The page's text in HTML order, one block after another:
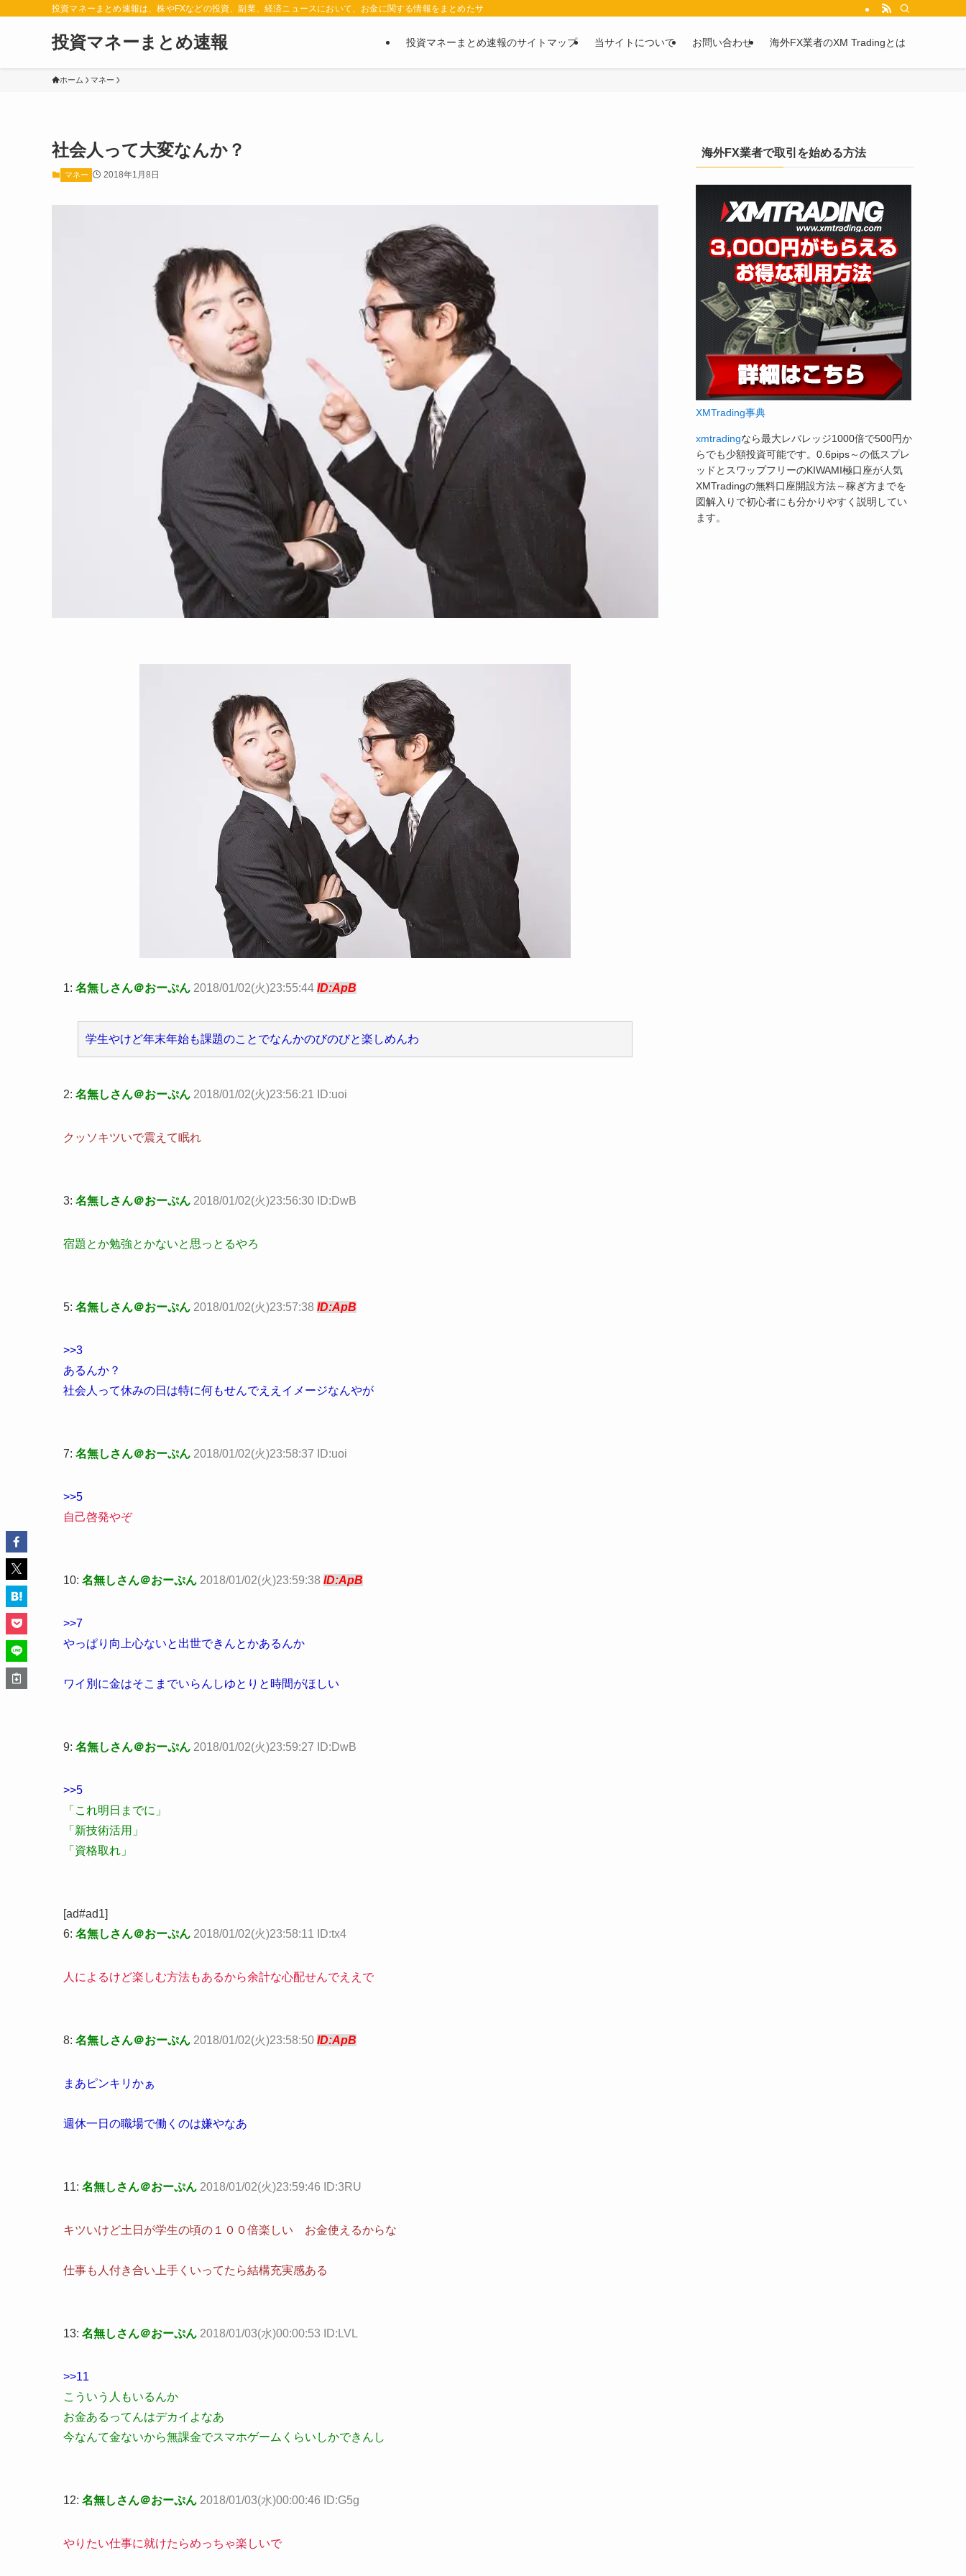
投資マネーまとめ速報は、株やFXなどの投資、副業、経済ニュースにおいて、お金に関する情報をまとめたサイトです。お金に関する情報の口コミや評判を2chや5chからピックアップしています。
投資マネーまとめ速報 投資マネーまとめ速報のサイトマップ 当サイトについて お問い合わせ 海外FX業者のXM Tradingとは
ホーム マネー
社会人って大変なんか？
マネー 2018年1月8日
1: 名無しさん＠おーぷん 2018/01/02(火)23:55:44 ID:ApB
学生やけど年末年始も課題のことでなんかのびのびと楽しめんわ
2: 名無しさん＠おーぷん 2018/01/02(火)23:56:21 ID:uoi
クッソキツいで震えて眠れ
3: 名無しさん＠おーぷん 2018/01/02(火)23:56:30 ID:DwB
宿題とか勉強とかないと思っとるやろ
5: 名無しさん＠おーぷん 2018/01/02(火)23:57:38 ID:ApB
>>3
あるんか？
社会人って休みの日は特に何もせんでええイメージなんやが
7: 名無しさん＠おーぷん 2018/01/02(火)23:58:37 ID:uoi
>>5
自己啓発やぞ
10: 名無しさん＠おーぷん 2018/01/02(火)23:59:38 ID:ApB
>>7
やっぱり向上心ないと出世できんとかあるんか
ワイ別に金はそこまでいらんしゆとりと時間がほしい
9: 名無しさん＠おーぷん 2018/01/02(火)23:59:27 ID:DwB
>>5
「これ明日までに」
「新技術活用」
「資格取れ」
[ad#ad1]
6: 名無しさん＠おーぷん 2018/01/02(火)23:58:11 ID:tx4
人によるけど楽しむ方法もあるから余計な心配せんでええで
8: 名無しさん＠おーぷん 2018/01/02(火)23:58:50 ID:ApB
まあピンキリかぁ
週休一日の職場で働くのは嫌やなあ
11: 名無しさん＠おーぷん 2018/01/02(火)23:59:46 ID:3RU
キツいけど土日が学生の頃の１００倍楽しい お金使えるからな
仕事も人付き合い上手くいってたら結構充実感ある
13: 名無しさん＠おーぷん 2018/01/03(水)00:00:53 ID:LVL
>>11
こういう人もいるんか
お金あるってんはデカイよなあ
今なんて金ないから無課金でスマホゲームくらいしかできんし
12: 名無しさん＠おーぷん 2018/01/03(水)00:00:46 ID:G5g
やりたい仕事に就けたらめっちゃ楽しいで
海外FX業者で取引を始める方法
XMTrading事典
xmtradingなら最大レバレッジ1000倍で500円か
らでも少額投資可能です。0.6pips～の低スプレ
ッドとスワップフリーのKIWAMI極口座が人気
XMTradingの無料口座開設方法～稼ぎ方までを
図解入りで初心者にも分かりやすく説明してい
ます。